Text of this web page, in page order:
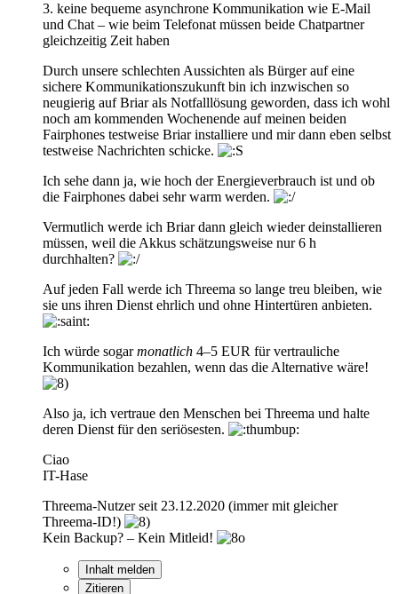
3. keine bequeme asynchrone Kommunikation wie E-Mail
und Chat – wie beim Telefonat müssen beide Chatpartner
gleichzeitig Zeit haben
Durch unsere schlechten Aussichten als Bürger auf eine
sichere Kommunikationszukunft bin ich inzwischen so
neugierig auf Briar als Notfalllösung geworden, dass ich wohl
noch am kommenden Wochenende auf meinen beiden
Fairphones testweise Briar installiere und mir dann eben selbst
testweise Nachrichten schicke.
Ich sehe dann ja, wie hoch der Energieverbrauch ist und ob
die Fairphones dabei sehr warm werden.
Vermutlich werde ich Briar dann gleich wieder deinstallieren
müssen, weil die Akkus schätzungsweise nur 6 h
durchhalten?
Auf jeden Fall werde ich Threema so lange treu bleiben, wie
sie uns ihren Dienst ehrlich und ohne Hintertüren anbieten.
Ich würde sogarmonatlich 4–5 EUR für vertrauliche
Kommunikation bezahlen, wenn das die Alternative wäre!
Also ja, ich vertraue den Menschen bei Threema und halte
deren Dienst für den seriösesten.
Ciao
IT-Hase
Threema-Nutzer seit 23.12.2020 (immer mit gleicher
Threema-ID!)
Kein Backup? – Kein Mitleid!
Inhalt melden
Zitieren